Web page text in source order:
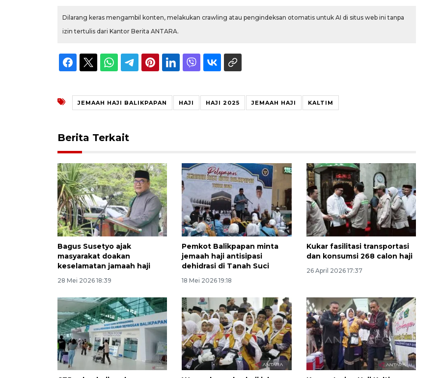
Dilarang keras mengambil konten, melakukan crawling atau pengindeksan otomatis untuk AI di situs web ini tanpa
izin tertulis dari Kantor Berita ANTARA.
JEMAAH HAJI BALIKPAPAN HAJI HAJI 2025 JEMAAH HAJI KALTIM
Berita Terkait
Bagus Susetyo ajak
masyarakat doakan
keselamatan jamaah haji
28 Mei 2026 18:39
Pemkot Balikpapan minta
jemaah haji antisipasi
dehidrasi di Tanah Suci
18 Mei 2026 19:18
Kukar fasilitasi transportasi
dan konsumsi 268 calon haji
26 April 2026 17:37